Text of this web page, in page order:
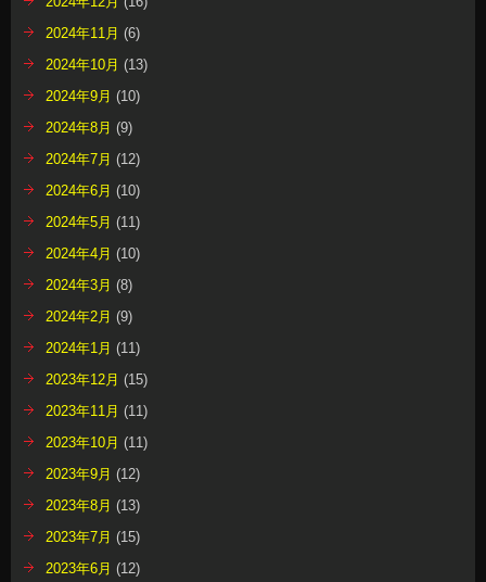
2024年11月 (6)
2024年10月 (13)
2024年9月 (10)
2024年8月 (9)
2024年7月 (12)
2024年6月 (10)
2024年5月 (11)
2024年4月 (10)
2024年3月 (8)
2024年2月 (9)
2024年1月 (11)
2023年12月 (15)
2023年11月 (11)
2023年10月 (11)
2023年9月 (12)
2023年8月 (13)
2023年7月 (15)
2023年6月 (12)